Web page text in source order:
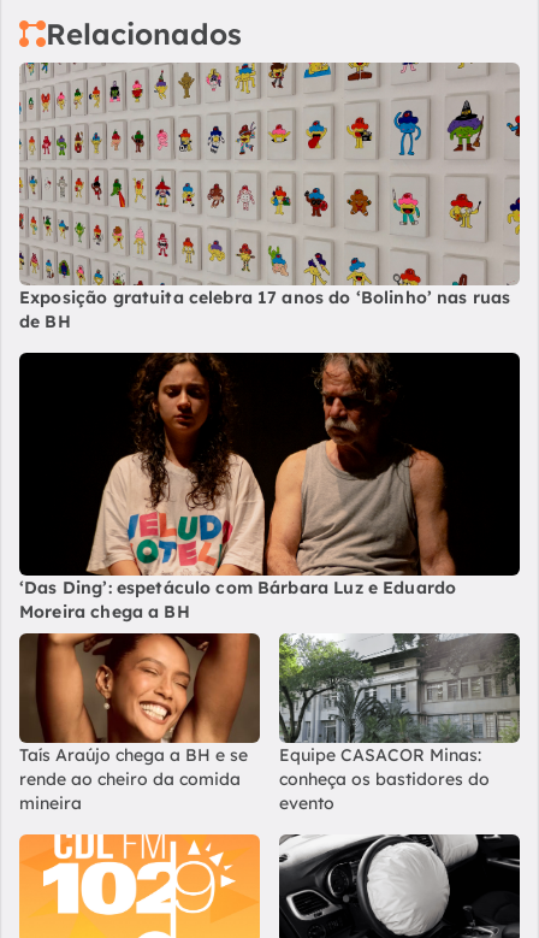
Relacionados
Exposição gratuita celebra 17 anos do ‘Bolinho’ nas ruas
de BH
‘Das Ding’: espetáculo com Bárbara Luz e Eduardo
Moreira chega a BH
Taís Araújo chega a BH e se
rende ao cheiro da comida
mineira
Equipe CASACOR Minas:
conheça os bastidores do
evento